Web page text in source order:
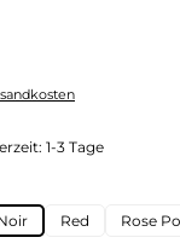
1-3 Tage
Red Rose